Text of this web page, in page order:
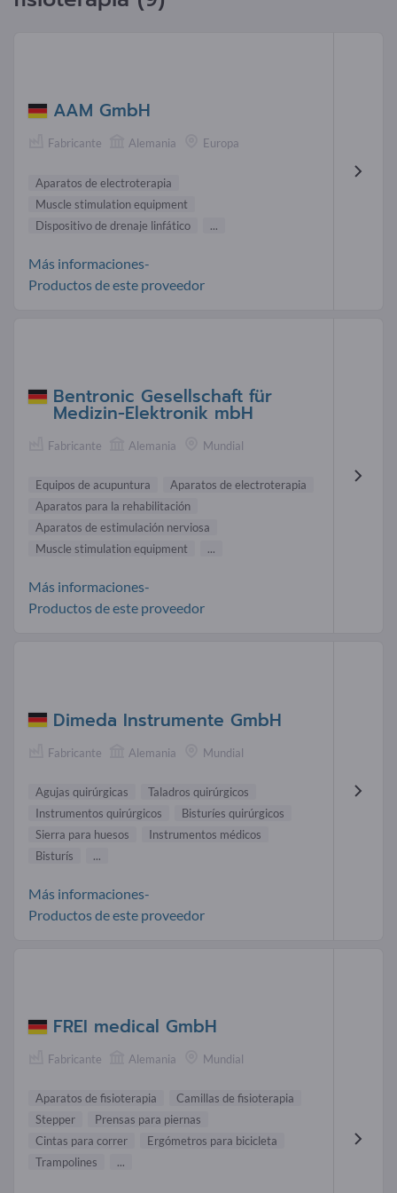
AAM GmbH
Fabricante Alemania Europa
Aparatos de electroterapia
Muscle stimulation equipment
Dispositivo de drenaje linfático
...
Más informaciones-
Productos de este proveedor
Bentronic Gesellschaft für
Medizin-Elektronik mbH
Fabricante Alemania Mundial
Equipos de acupuntura
Aparatos de electroterapia
Aparatos para la rehabilitación
Aparatos de estimulación nerviosa
Muscle stimulation equipment
...
Más informaciones-
Productos de este proveedor
Dimeda Instrumente GmbH
Fabricante Alemania Mundial
Agujas quirúrgicas
Taladros quirúrgicos
Instrumentos quirúrgicos
Bisturíes quirúrgicos
Sierra para huesos
Instrumentos médicos
Bisturís
...
Más informaciones-
Productos de este proveedor
FREI medical GmbH
Fabricante Alemania Mundial
Aparatos de fisioterapia
Camillas de fisioterapia
Stepper
Prensas para piernas
Cintas para correr
Ergómetros para bicicleta
Trampolines
...